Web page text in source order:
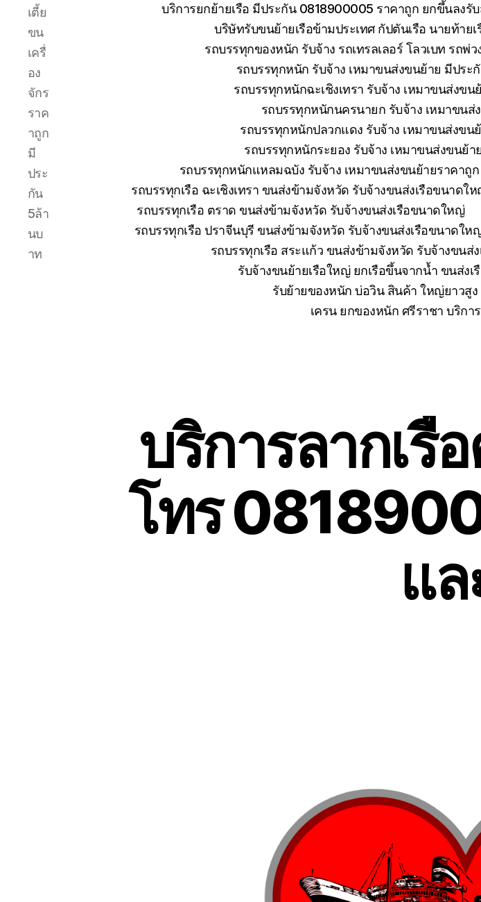
เตี้ย
ขน
เครื่
อง
จักร
ราค
าถูก
มี
ประ
กัน
5ล้า
นบ
าท
บริการยกย้ายเรือ มีประกัน 0818900005 ราคาถูก ยกขึ้นลงรับ
บริษัทรับขนย้ายเรือข้ามประเทศ กัปตันเรือ นายท้าย
รถบรรทุกของหนัก รับจ้าง รถเทรลเลอร์ โลวเบท รถพ่ว
รถบรรทุกหนัก รับจ้าง เหมาขนส่งขนย้าย มีประ
รถบรรทุกหนักฉะเชิงเทรา รับจ้าง เหมาขนส่งขน
รถบรรทุกหนักนครนายก รับจ้าง เหมาขนส่
รถบรรทุกหนักปลวกแดง รับจ้าง เหมาขนส่งขน
รถบรรทุกหนักระยอง รับจ้าง เหมาขนส่งขนย้า
รถบรรทุกหนักแหลมฉบัง รับจ้าง เหมาขนส่งขนย้ายราคาถูก
รถบรรทุกเรือ ฉะเชิงเทรา ขนส่งข้ามจังหวัด รับจ้างขนส่งเรือขนาดใ
รถบรรทุกเรือ ตราด ขนส่งข้ามจังหวัด รับจ้างขนส่งเรือขนาดใหญ่
รถบรรทุกเรือ ปราจีนบุรี ขนส่งข้ามจังหวัด รับจ้างขนส่งเรือขนาดให
รถบรรทุกเรือ สระแก้ว ขนส่งข้ามจังหวัด รับจ้างขนส่
รับจ้างขนย้ายเรือใหญ่ ยกเรือขึ้นจากน้ำ ขนส่งเ
รับย้ายของหนัก บ่อวิน สินค้า ใหญ่ยาวสูง
เครน ยกของหนัก ศรีราชา บริกา
บริการลากเรื
โทร
แ